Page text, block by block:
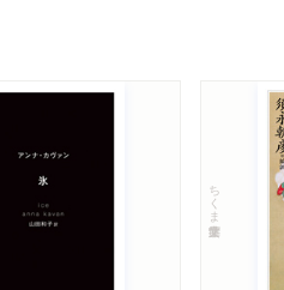
ちくま学芸文庫